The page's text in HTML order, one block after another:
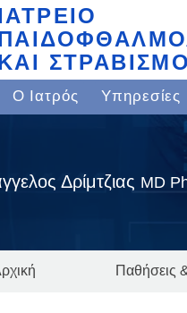
Ο Ιατρός Υπηρεσίες
Δρίμτζιας MD
Παθήσεις